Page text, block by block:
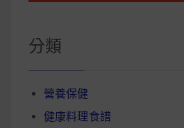
分類
營養保健
健康料理食譜